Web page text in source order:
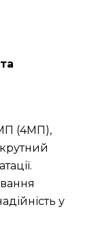
(4МП),
крутний
у